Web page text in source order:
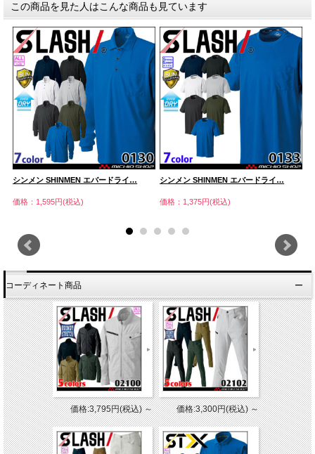
この商品を見た人はこんな商品も見ています
シンメン SHINMEN エバードライ…
価格：1,595円(税込)
シンメン SHINMEN エバードライ…
価格：1,375円(税込)
コーディネート商品
価格:3,795円(税込)～ 価格:3,300円(税込)～